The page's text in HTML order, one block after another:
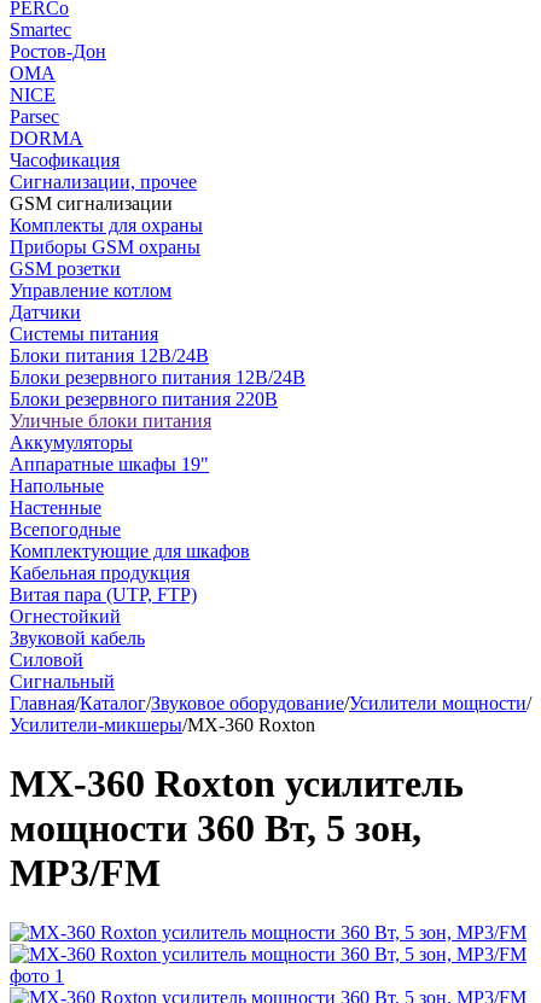
PERCo
Smartec
Ростов-Дон
ОМА
NICE
Parsec
DORMA
Часофикация
Сигнализации, прочее
GSM сигнализации
Комплекты для охраны
Приборы GSM охраны
GSM розетки
Управление котлом
Датчики
Системы питания
Блоки питания 12В/24В
Блоки резервного питания 12В/24В
Блоки резервного питания 220В
Уличные блоки питания
Аккумуляторы
Аппаратные шкафы 19"
Напольные
Настенные
Всепогодные
Комплектующие для шкафов
Кабельная продукция
Витая пара (UTP, FTP)
Огнестойкий
Звуковой кабель
Силовой
Сигнальный
Главная/Каталог/Звуковое оборудование/Усилители мощности/
Усилители-микшеры/MX-360 Roxton
MX-360 Roxton усилитель
мощности 360 Вт, 5 зон,
MP3/FM